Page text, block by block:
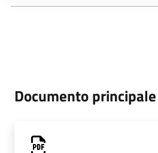
Documento principale